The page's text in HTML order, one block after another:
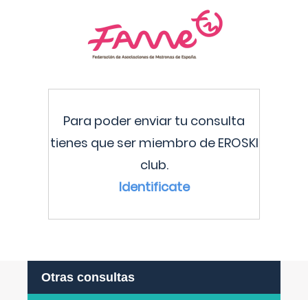
Para poder enviar tu consulta
tienes que ser miembro de EROSKI
club.
Identificate
Otras consultas